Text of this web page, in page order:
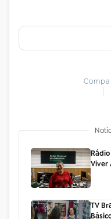
Viver
TV